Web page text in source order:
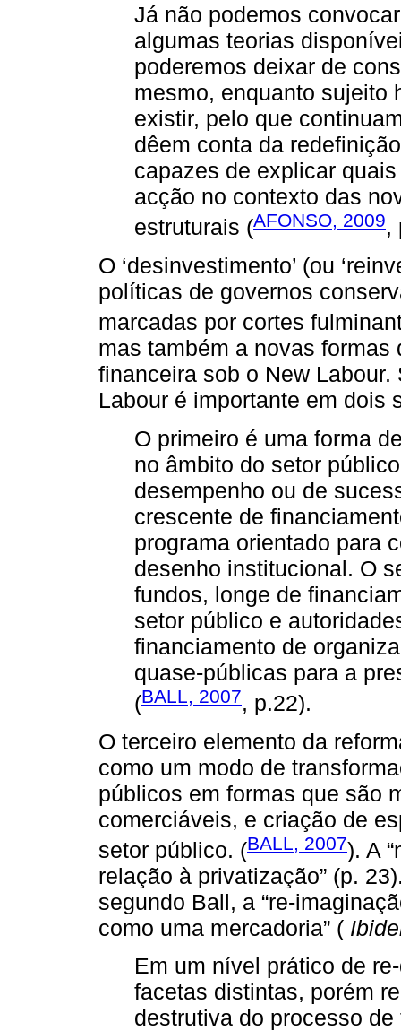
Já não podemos
algumas teorias
poderemos deixar de
mesmo, enquanto sujeito
existir, pelo que
dêem conta da
capazes de explicar
acção no contexto das
estruturais (AFONSO, 2009,
O ‘desinvestimento’ (ou
políticas de governos
marcadas por cortes
mas também a novas
financeira sob o New
Labour é importante em dois
O primeiro é uma forma
no âmbito do setor
desempenho ou de
crescente de
programa orientado para
desenho institucional. O
fundos, longe de
setor público e
financiamento de
quase-públicas para a
(BALL, 2007, p.22).
O terceiro elemento da
como um modo de
públicos em formas que são
comerciáveis, e criação de
setor público. (BALL, 2007). A
relação à privatização” (p.
segundo Ball, a “re-
como uma mercadoria” (
Em um nível prático de
facetas distintas, porém
destrutiva do processo